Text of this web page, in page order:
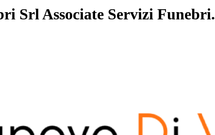
Srl Associate Servizi Funebri.